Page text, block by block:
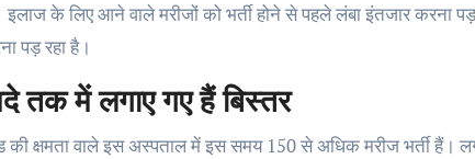
के लिए आने वाले मरीजों को भर्ती होने से पहले लंबा इंतजार करना
पड़ रहा है।
तक में लगाए गए हैं बिस्तर
की क्षमता वाले इस अस्पताल में इस समय 150 से अधिक मरीज भर्ती हैं।